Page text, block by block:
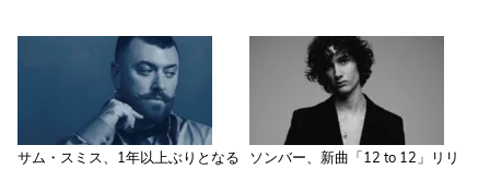
サム・スミス、1年以上ぶりとなる
ソンバー、新曲「12 to 12」リリ